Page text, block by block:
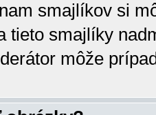
smajlíkov si
tieto smajlíky
môže